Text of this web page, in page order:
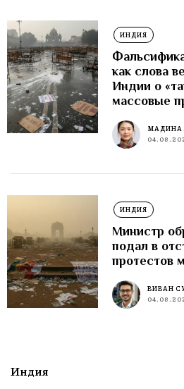
ИНДИЯ
как слова
Индии о
массовые
МАДИНА
ИНДИЯ
Министр
подал в
протестов
ВИВАН
Индия